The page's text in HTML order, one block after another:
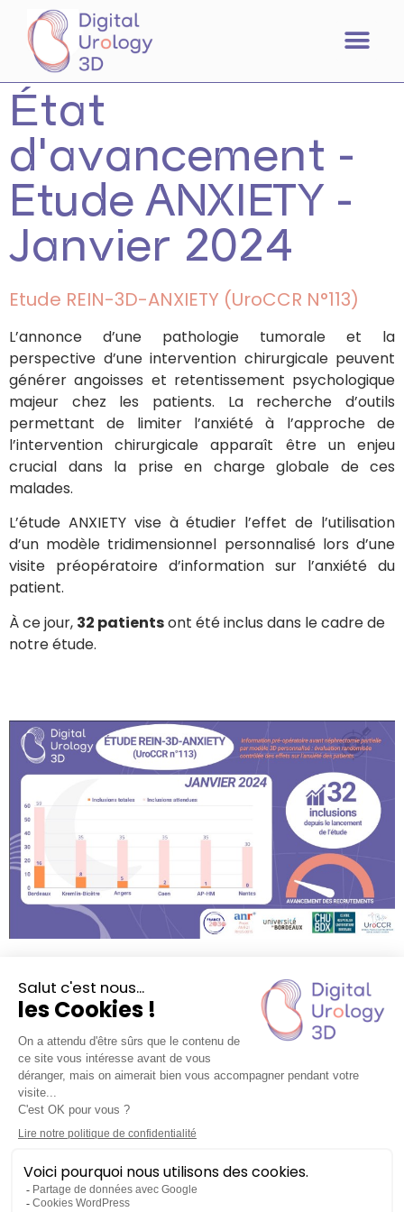
État
d'avancement -
Etude ANXIETY -
Janvier 2024
Etude REIN-3D-ANXIETY (UroCCR N°113)
L’annonce d’une pathologie tumorale et la
perspective d’une intervention chirurgicale peuvent
générer angoisses et retentissement psychologique
majeur chez les patients. La recherche d’outils
permettant de limiter l’anxiété à l’approche de
l’intervention chirurgicale apparaît être un enjeu
crucial dans la prise en charge globale de ces
malades.
L’étude ANXIETY vise à étudier l’effet de l’utilisation
d’un modèle tridimensionnel personnalisé lors d’une
visite préopératoire d’information sur l’anxiété du
patient.
À ce jour, 32 patientsont été inclus dans le cadre de
notre étude.
Un grand merci à tous pour votre participation !
I.CaRe–Fondation Université de Bordeaux
Design :
selon vous– Développement :
Traduction : Krushenka LUPARELLI
Mentions légales–Politique de confidentialité